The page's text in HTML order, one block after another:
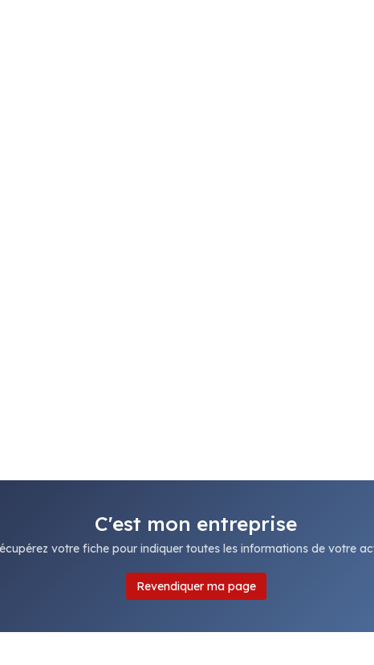
C'est mon entreprise
votre fiche pour indiquer toutes les informations de votre
Revendiquer ma page